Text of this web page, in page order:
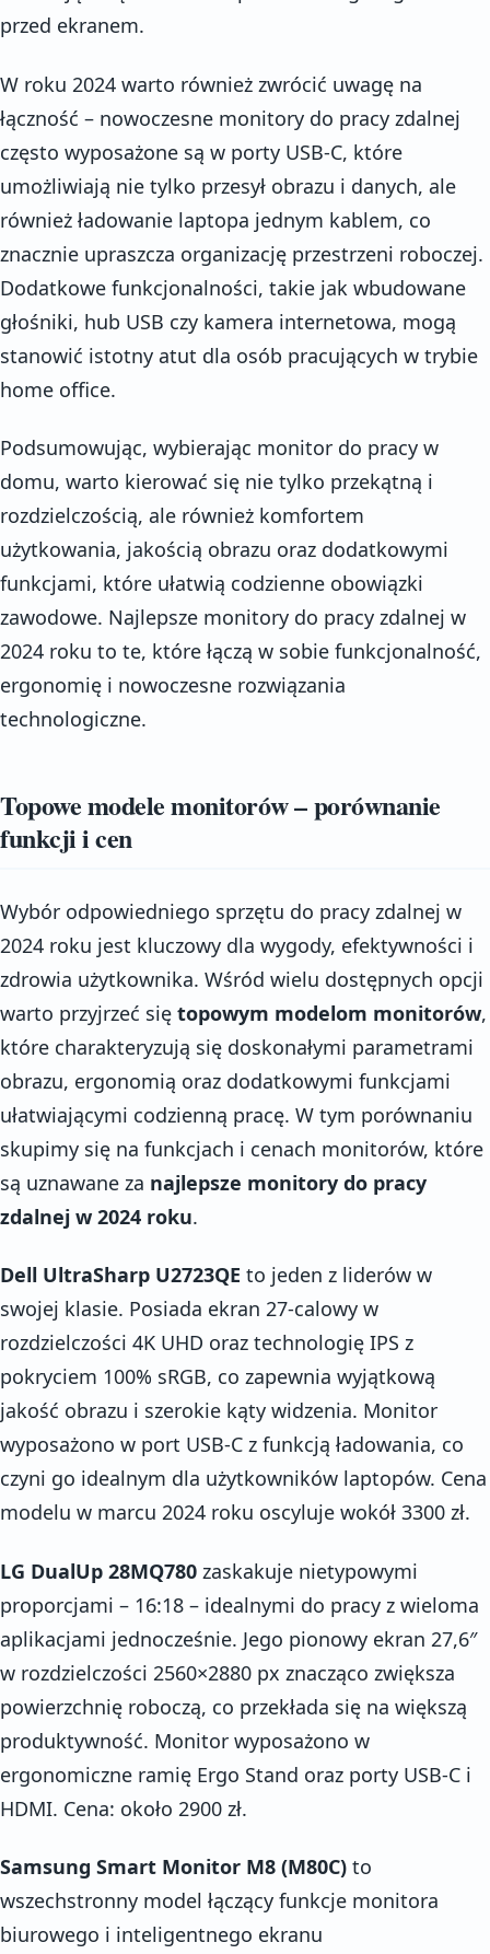
przed ekranem.
W roku 2024 warto również zwrócić uwagę na
łączność – nowoczesne monitory do pracy zdalnej
często wyposażone są w porty USB-C, które
umożliwiają nie tylko przesył obrazu i danych, ale
również ładowanie laptopa jednym kablem, co
znacznie upraszcza organizację przestrzeni roboczej.
Dodatkowe funkcjonalności, takie jak wbudowane
głośniki, hub USB czy kamera internetowa, mogą
stanowić istotny atut dla osób pracujących w trybie
home office.
Podsumowując, wybierając monitor do pracy w
domu, warto kierować się nie tylko przekątną i
rozdzielczością, ale również komfortem
użytkowania, jakością obrazu oraz dodatkowymi
funkcjami, które ułatwią codzienne obowiązki
zawodowe. Najlepsze monitory do pracy zdalnej w
2024 roku to te, które łączą w sobie funkcjonalność,
ergonomię i nowoczesne rozwiązania
technologiczne.
Topowe modele monitorów – porównanie
funkcji i cen
Wybór odpowiedniego sprzętu do pracy zdalnej w
2024 roku jest kluczowy dla wygody, efektywności i
zdrowia użytkownika. Wśród wielu dostępnych opcji
warto przyjrzeć się topowym modelom monitorów,
które charakteryzują się doskonałymi parametrami
obrazu, ergonomią oraz dodatkowymi funkcjami
ułatwiającymi codzienną pracę. W tym porównaniu
skupimy się na funkcjach i cenach monitorów, które
są uznawane za najlepsze monitory do pracy
zdalnej w 2024 roku.
Dell UltraSharp U2723QE to jeden z liderów w
swojej klasie. Posiada ekran 27-calowy w
rozdzielczości 4K UHD oraz technologię IPS z
pokryciem 100% sRGB, co zapewnia wyjątkową
jakość obrazu i szerokie kąty widzenia. Monitor
wyposażono w port USB-C z funkcją ładowania, co
czyni go idealnym dla użytkowników laptopów. Cena
modelu w marcu 2024 roku oscyluje wokół 3300 zł.
LG DualUp 28MQ780 zaskakuje nietypowymi
proporcjami – 16:18 – idealnymi do pracy z wieloma
aplikacjami jednocześnie. Jego pionowy ekran 27,6″
w rozdzielczości 2560×2880 px znacząco zwiększa
powierzchnię roboczą, co przekłada się na większą
produktywność. Monitor wyposażono w
ergonomiczne ramię Ergo Stand oraz porty USB-C i
HDMI. Cena: około 2900 zł.
Samsung Smart Monitor M8 (M80C) to
wszechstronny model łączący funkcje monitora
biurowego i inteligentnego ekranu